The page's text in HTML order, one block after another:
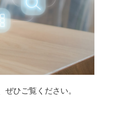
ひご覧ください。